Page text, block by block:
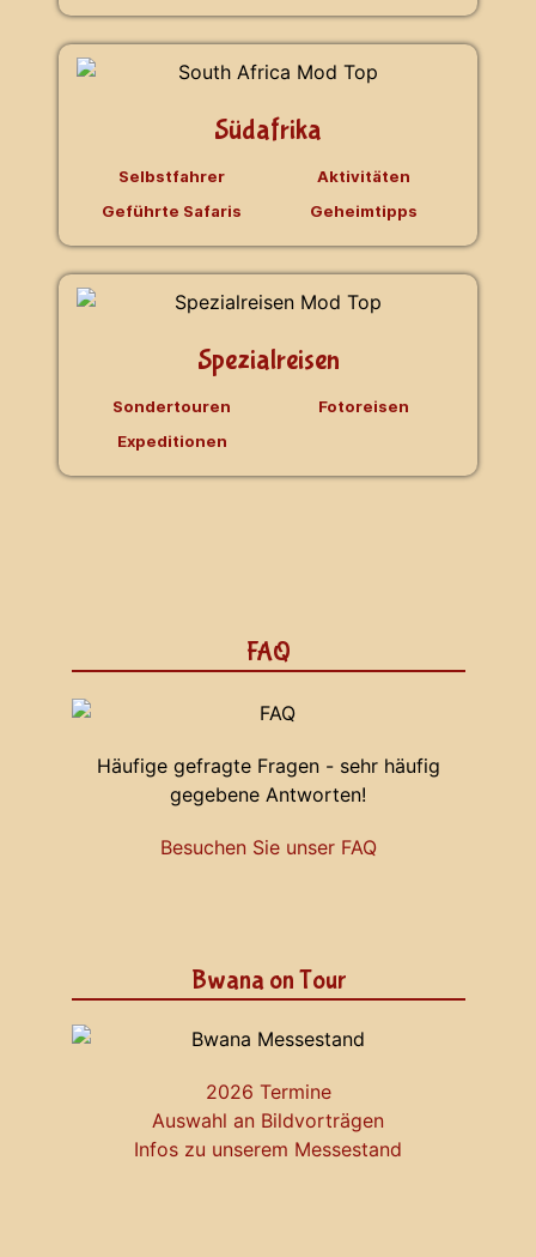
Südafrika
Selbstfahrer
Geführte Safaris
Aktivitäten
Geheimtipps
Spezialreisen
Sondertouren
Expeditionen
Fotoreisen
FAQ
Häufige gefragte Fragen - sehr häufig
gegebene Antworten!
Besuchen Sie unser FAQ
Bwana on Tour
2026 Termine
Auswahl an Bildvorträgen
Infos zu unserem Messestand